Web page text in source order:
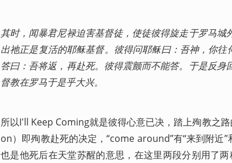
其时，闻暴君尼禄迫害基督徒，使徒彼得旋走于罗马城
出祂正是复活的耶稣基督。彼得问耶稣曰：吾神，你往
答曰：吾将返，再赴死。彼得震颤而不能答。于是反
督教在罗马于是乎大兴。
所以I'll Keep Coming就是彼得心意已决，踏上殉教之
on）即殉教赴死的决定，“come around”有“来到附近”
也是他死后在天堂苏醒的意思，在这里两段分别用了